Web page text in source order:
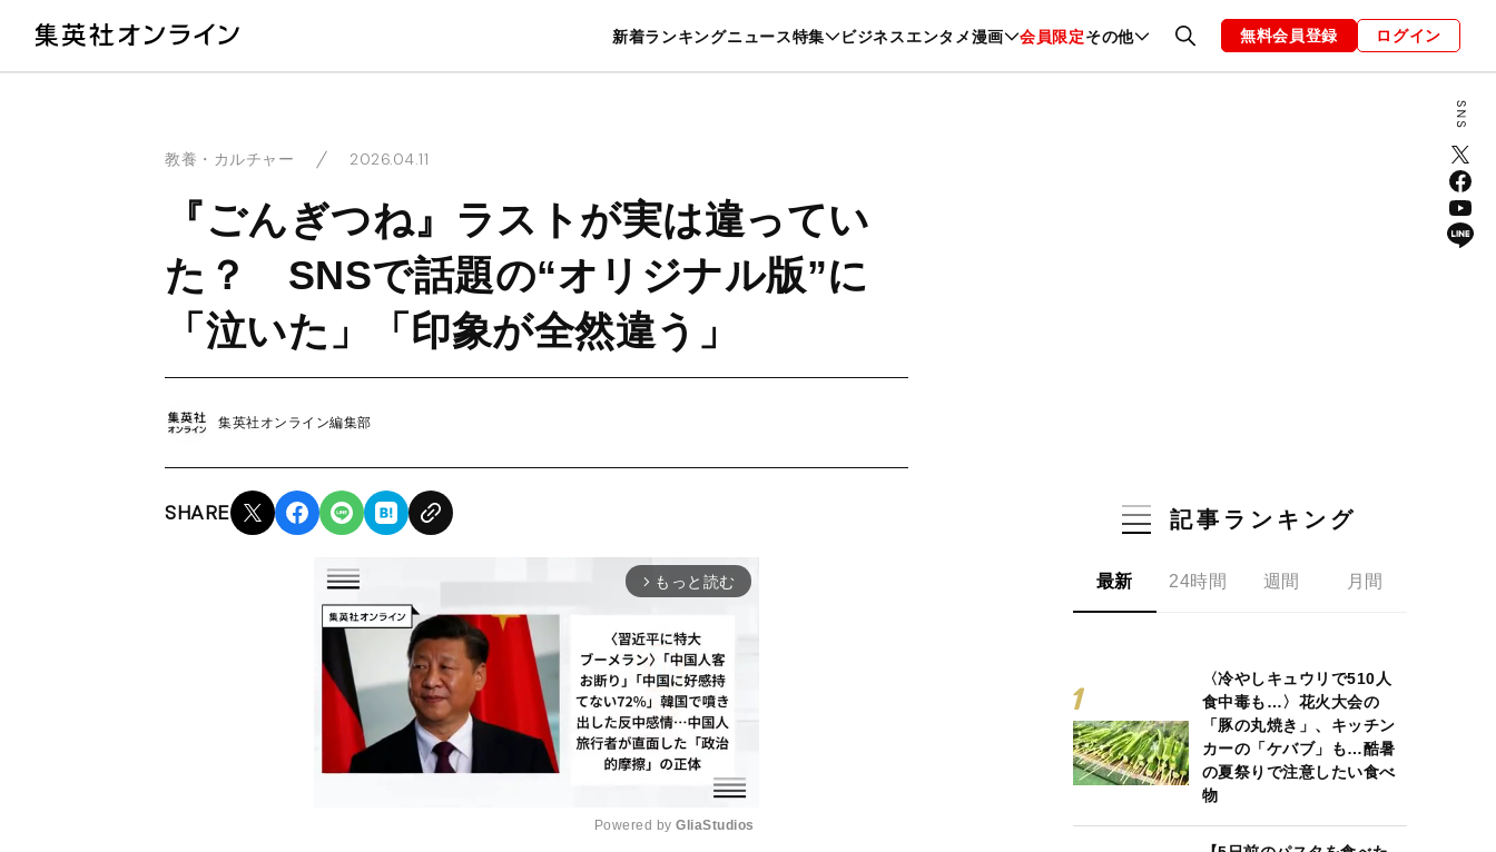
新着ランキングニュース特集 ビジネスエンタメ漫画 会員限定その他
暮らし スポーツ ヘルスケア 美容 グルメ ファッション 恋愛・結婚 編集部 お知らせ
無料会員登録 ログイン
教養・カルチャー 2026.04.11
『ごんぎつね』ラストが実は違ってい
た？ SNSで話題の“オリジナル版”に
「泣いた」「印象が全然違う」
集英社オンライン編集部
SHARE
arrow_forward_ios もっと読む
Powered by GliaStudios
記事ランキング
最新 24時間 週間 月間
〈冷やしキュウリで510人
食中毒も…〉花火大会の
「豚の丸焼き」、キッチン
カーの「ケバブ」も…酷暑
の夏祭りで注意したい食べ
物